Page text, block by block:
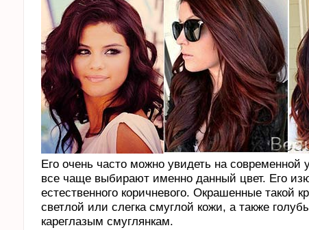
Его очень часто можно увидеть на
все чаще выбирают именно данный цвет. Его
естественного коричневого. Окрашенные такой
светлой или слегка смуглой кожи, а также
кареглазым смуглянкам.